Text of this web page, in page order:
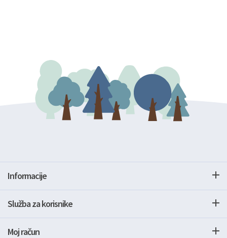
Informacije
Služba za korisnike
Moj račun